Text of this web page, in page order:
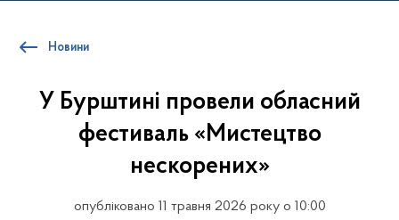
Новини
У Бурштині провели обласний
фестиваль «Мистецтво
нескорених»
опубліковано 11 травня 2026 року о 10:00